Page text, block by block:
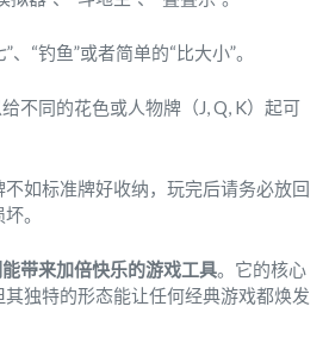
、“钓鱼”或者简单的“比大小”。
不同的花色或人物牌（J, Q, K）起可
不如标准牌好收纳，玩完后请务必放回
。
带来加倍快乐的游戏工具。它的核心
独特的形态能让任何经典游戏都焕发